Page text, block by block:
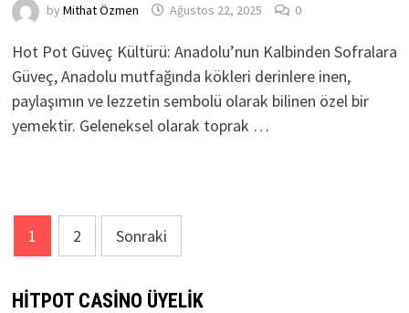
by Mithat Özmen Ağustos 22, 2025 0
Hot Pot Güveç Kültürü: Anadolu’nun Kalbinden Sofralara
Güveç, Anadolu mutfağında kökleri derinlere inen,
paylaşımın ve lezzetin sembolü olarak bilinen özel bir
yemektir. Geleneksel olarak toprak …
Yazı
sayfalaması
1 2 Sonraki
HITPOT CASINO ÜYELIK